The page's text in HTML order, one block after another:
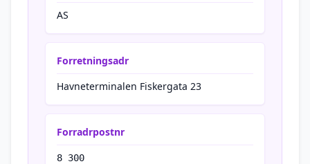
AS
Forretningsadr
Havneterminalen Fiskergata 23
Forradrpostnr
8 300